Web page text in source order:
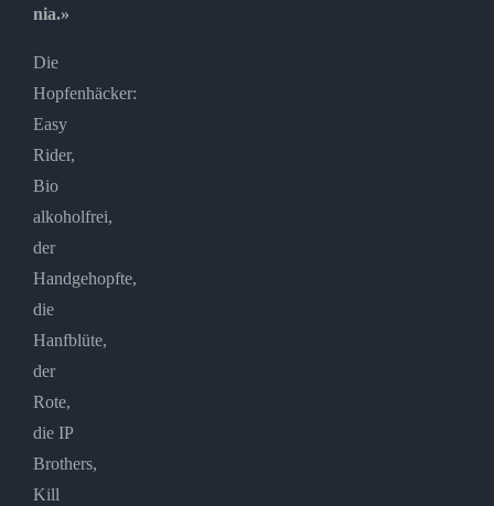
nia.»
Die
Hopfenhäcker:
Easy
Rider,
Bio
alkoholfrei,
der
Handgehopfte,
die
Hanfblüte,
der
Rote,
die IP
Brothers,
Kill